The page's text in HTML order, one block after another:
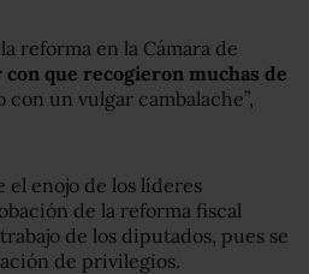
reforma en la Cámara de
que recogieron muchas de
con un vulgar cambalache”,
el enojo de los líderes
de la reforma fiscal
de los diputados, pues se
de privilegios.